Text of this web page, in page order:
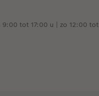
tot 17:00 u | zo 12:00 tot